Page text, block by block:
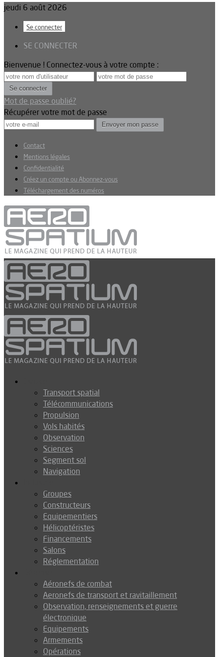
jeudi 6 août 2026
Se connecter
SE CONNECTER
Bienvenue ! Connectez-vous à votre compte :
Mot de passe oublié?
Récupérer votre mot de passe
Contact
Mentions légales
Confidentialité
Créez un compte ou Abonnez-vous
Téléchargement des numéros
Transport spatial
Télécommunications
Propulsion
Vols habités
Observation
Sciences
Segment sol
Navigation
Groupes
Constructeurs
Equipementiers
Hélicoptéristes
Financements
Salons
Réglementation
Aéronefs de combat
Aeronefs de transport et ravitaillement
Observation, renseignements et guerre
électronique
Equipements
Armements
Opérations